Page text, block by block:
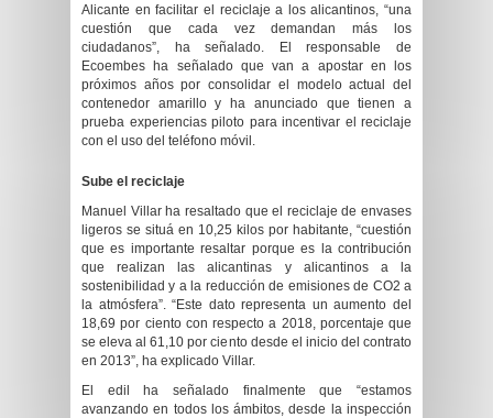
Alicante en facilitar el reciclaje a los alicantinos, “una
cuestión que cada vez demandan más los
ciudadanos”, ha señalado. El responsable de
Ecoembes ha señalado que van a apostar en los
próximos años por consolidar el modelo actual del
contenedor amarillo y ha anunciado que tienen a
prueba experiencias piloto para incentivar el reciclaje
con el uso del teléfono móvil.
Sube el reciclaje
Manuel Villar ha resaltado que el reciclaje de envases
ligeros se situá en 10,25 kilos por habitante, “cuestión
que es importante resaltar porque es la contribución
que realizan las alicantinas y alicantinos a la
sostenibilidad y a la reducción de emisiones de CO2 a
la atmósfera”. “Este dato representa un aumento del
18,69 por ciento con respecto a 2018, porcentaje que
se eleva al 61,10 por ciento desde el inicio del contrato
en 2013”, ha explicado Villar.
El edil ha señalado finalmente que “estamos
avanzando en todos los ámbitos, desde la inspección